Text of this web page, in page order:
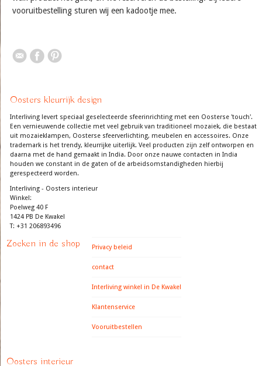
vooruitbestelling sturen wij een kadootje mee.
Oosters kleurrijk design
Interliving levert speciaal geselecteerde sfeerinrichting met een Oosterse 'touch'.
Een vernieuwende collectie met veel gebruik van traditioneel mozaiek, die bestaat
uit mozaieklampen, Oosterse sfeerverlichting, meubelen en accessoires. Onze
trademark is het trendy, kleurrijke uiterlijk. Veel producten zijn zelf ontworpen en
daarna met de hand gemaakt in India. Door onze nauwe contacten in India
houden we constant in de gaten of de arbeidsomstandigheden hierbij
gerespecteerd worden.
Interliving - Oosters interieur
Winkel:
Poelweg 40 F
1424 PB De Kwakel
T: +31 206893496
Zoeken in de shop Privacy beleid
contact
Interliving winkel in De Kwakel
Klantenservice
Vooruitbestellen
Oosters interieur